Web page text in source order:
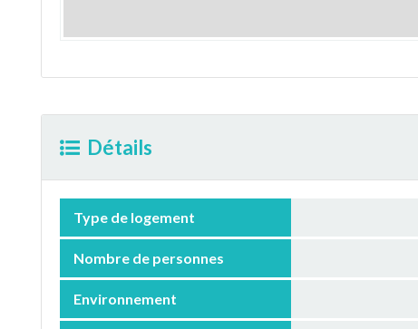
Détails
Type de logement
Nombre de personnes
Environnement